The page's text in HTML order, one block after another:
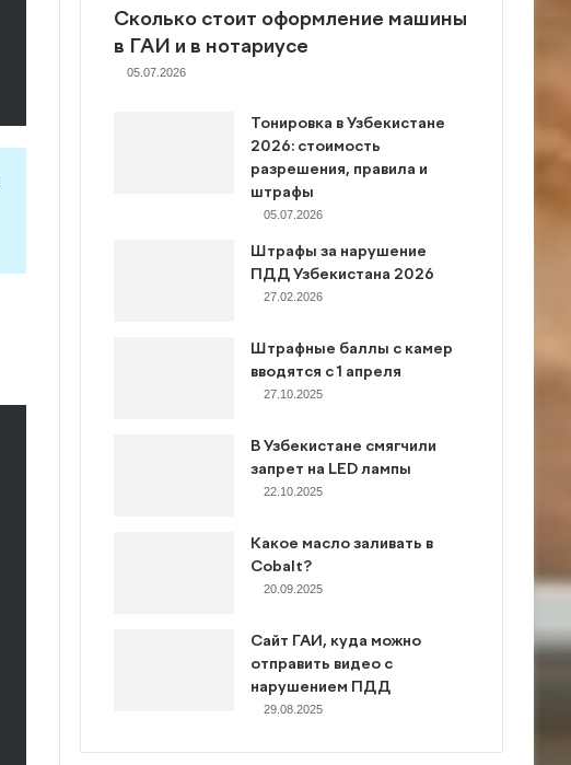
Сколько стоит оформление машины
в ГАИ и в нотариусе
05.07.2026
Тонировка в Узбекистане
2026: стоимость
разрешения, правила и
штрафы
05.07.2026
Штрафы за нарушение
ПДД Узбекистана 2026
27.02.2026
Штрафные баллы с камер
вводятся с 1 апреля
27.10.2025
В Узбекистане смягчили
запрет на LED лампы
22.10.2025
Какое масло заливать в
Cobalt?
20.09.2025
Сайт ГАИ, куда можно
отправить видео с
нарушением ПДД
29.08.2025